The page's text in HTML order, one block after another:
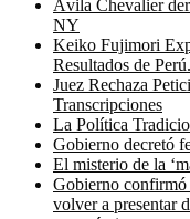
Ávila Chevalier
NY
Keiko Fujimori
Resultados de Perú.
Juez Rechaza
Transcripciones
La Política
Gobierno decretó
El misterio de la
Gobierno confirmó
volver a presentar